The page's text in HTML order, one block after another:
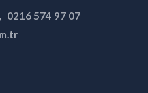
0216 574 97 07